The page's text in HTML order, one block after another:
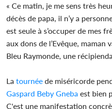
« Ce matin, je me sens très
décès de papa, il n’y a
est seule à s’occuper de mes
aux dons de l’Evêque, maman
Bleu Raymonde, une
La tournée de miséricorde
Gaspard Beby Gneba est bien
C'est une manifestation